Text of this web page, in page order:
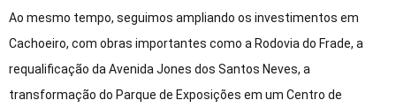
Ao mesmo tempo, seguimos ampliando os investimentos em
Cachoeiro, com obras importantes como a Rodovia do Frade, a
requalificação da Avenida Jones dos Santos Neves, a
transformação do Parque de Exposições em um Centro de